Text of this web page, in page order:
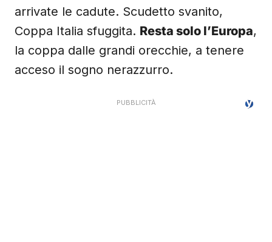
arrivate le cadute. Scudetto svanito,
Coppa Italia sfuggita. Resta solo l’Europa,
la coppa dalle grandi orecchie, a tenere
acceso il sogno nerazzurro.